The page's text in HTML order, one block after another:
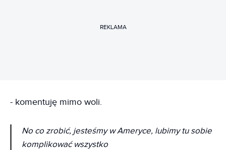
REKLAMA
- komentuję mimo woli.
No co zrobić, jesteśmy w Ameryce, lubimy tu sobie
komplikować wszystko